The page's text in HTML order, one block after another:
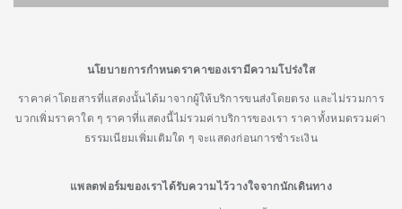
นโยบายการกำหนดราคาของเรามีความโปร่งใส
ราคาค่าโดยสารที่แสดงนั้นได้มาจากผู้ให้บริการขนส่งโดยตรง และไม่รวมการ
บวกเพิ่มราคาใด ๆ ราคาที่แสดงนี้ไม่รวมค่าบริการของเรา ราคาทั้งหมดรวมค่า
ธรรมเนียมเพิ่มเติมใด ๆ จะแสดงก่อนการชำระเงิน
แพลตฟอร์มของเราได้รับความไว้วางใจจากนักเดินทาง